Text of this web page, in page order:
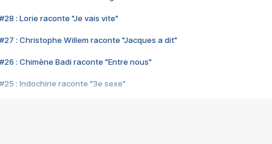
#28 : Lorie raconte "Je vais vite"
#27 : Christophe Willem raconte "Jacques a dit"
#26 : Chimène Badi raconte "Entre nous"
#25 : Indochine raconte "3e sexe"